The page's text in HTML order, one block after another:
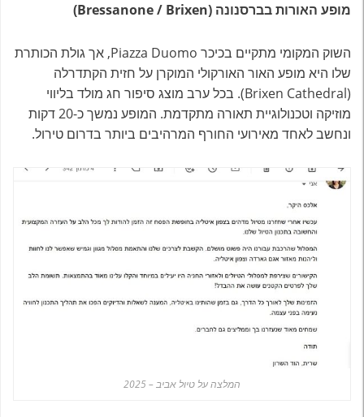
מופע האורות בברסנונה (Bressanone / Brixen)
השוק המקומי מתקיים בכיכר Piazza Duomo, אך גולת הכותרת
שלו היא מופע האור האורקולי המוקרן על חזית הקתדרלה
(Brixen Cathedral). בכל ערב מוצג סיפור חג מולד בליווי
מוזיקה וטכנולוגיית תאורה מתקדמת. המופע נמשך כ-20 דקות
ונחשב לאחד מאירועי החורף המרהיבים ביותר בדרום טירול.
המלצה על טיול אביב – 2025